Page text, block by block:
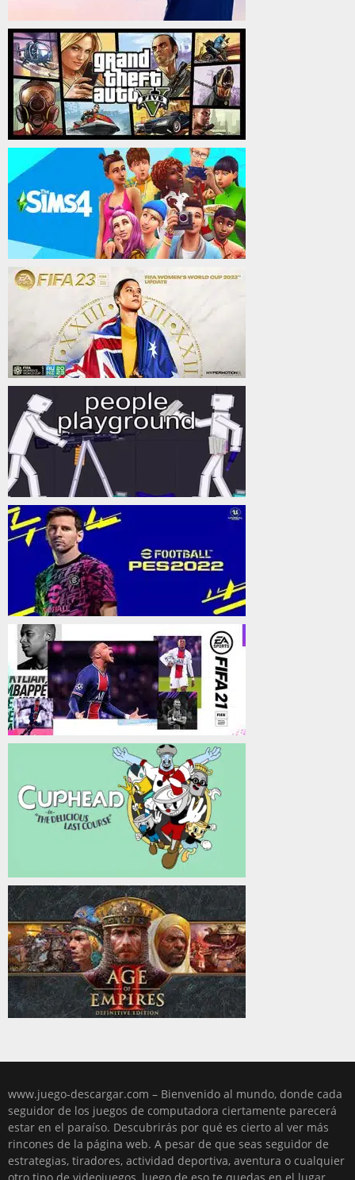
www.juego-descargar.com – Bienvenido al mundo, donde cada
seguidor de los juegos de computadora ciertamente parecerá
estar en el paraíso. Descubrirás por qué es cierto al ver más
rincones de la página web. A pesar de que seas seguidor de
estrategias, tiradores, actividad deportiva, aventura o cualquier